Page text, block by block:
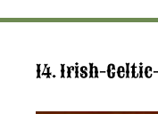
14. Irish-